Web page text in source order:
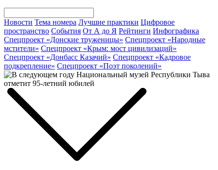
Новости Тема номера Лучшие практики Цифровое
пространство События От А до Я Рейтинги Инфографика
Спецпроект «Донские труженицы» Спецпроект «Народные
мстители» Спецпроект «Крым: мост цивилизаций»
Спецпроект «Донбасс Казачий» Спецпроект «Кадровое
подкрепление» Спецпроект «Поэт поколений»